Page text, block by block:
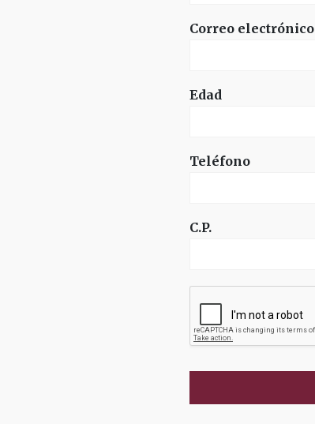
Correo electrónico
Edad
Teléfono
C.P.